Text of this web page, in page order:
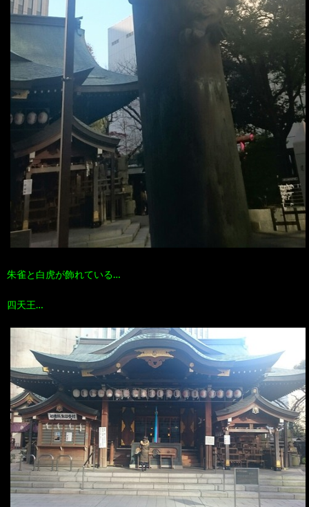
朱雀と白虎が飾れている…
四天王…